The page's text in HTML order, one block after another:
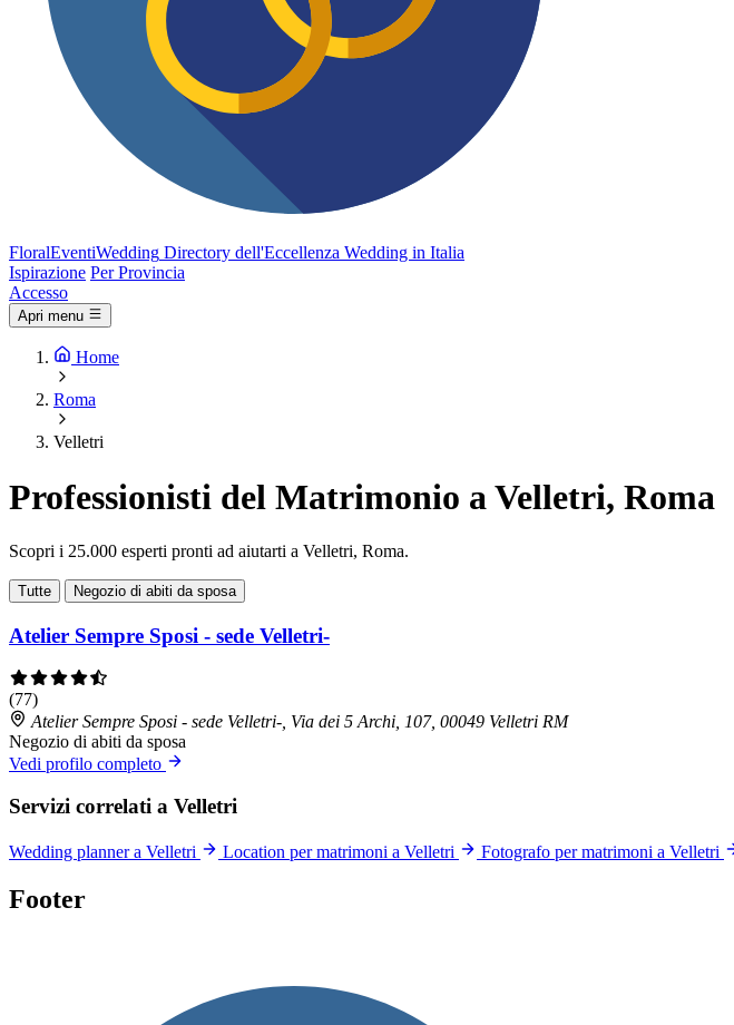
FloralEventiWedding Directory dell'Eccellenza Wedding in Italia
Ispirazione Per Provincia
Accesso
Apri menu
Home
Roma
Velletri
Professionisti del Matrimonio a Velletri, Roma
Scopri i 25.000 esperti pronti ad aiutarti a Velletri, Roma.
Tutte Negozio di abiti da sposa
Atelier Sempre Sposi - sede Velletri-
(77)
Atelier Sempre Sposi - sede Velletri-, Via dei 5 Archi, 107, 00049 Velletri RM
Negozio di abiti da sposa
Vedi profilo completo
Servizi correlati a Velletri
Wedding planner a Velletri Location per matrimoni a Velletri Fotografo per matrimoni a Velletri
Footer